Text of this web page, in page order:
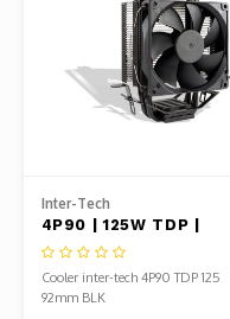
Inter-Tech
4P90 | 125W TDP |
92mm Fan | CPU
Luchtkoeler
Cooler inter-tech 4P90 TDP 125
92mm BLK